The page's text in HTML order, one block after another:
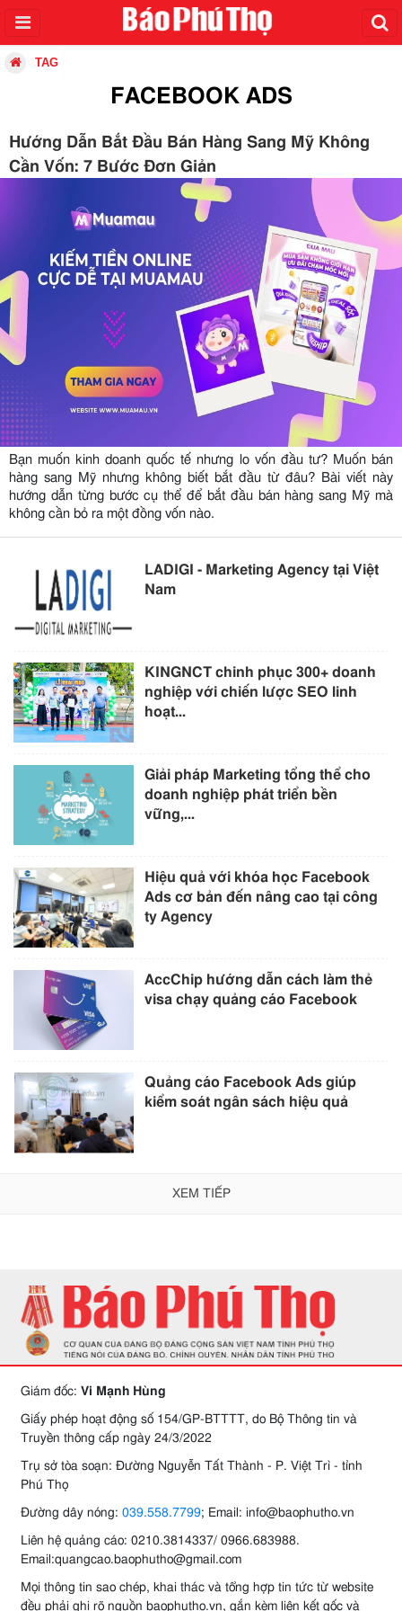
TAG
FACEBOOK ADS
Hướng Dẫn Bắt Đầu Bán Hàng Sang Mỹ Không
Cần Vốn: 7 Bước Đơn Giản
Bạn muốn kinh doanh quốc tế nhưng lo vốn đầu tư? Muốn bán
hàng sang Mỹ nhưng không biết bắt đầu từ đâu? Bài viết này
hướng dẫn từng bước cụ thể để bắt đầu bán hàng sang Mỹ mà
không cần bỏ ra một đồng vốn nào.
LADIGI - Marketing Agency tại Việt
Nam
KINGNCT chinh phục 300+ doanh
nghiệp với chiến lược SEO linh
hoạt...
Giải pháp Marketing tổng thể cho
doanh nghiệp phát triển bền
vững,...
Hiệu quả với khóa học Facebook
Ads cơ bản đến nâng cao tại công
ty Agency
AccChip hướng dẫn cách làm thẻ
visa chạy quảng cáo Facebook
Quảng cáo Facebook Ads giúp
kiểm soát ngân sách hiệu quả
XEM TIẾP
Giám đốc: Vi Mạnh Hùng
Giấy phép hoạt động số 154/GP-BTTTT, do Bộ Thông tin và
Truyền thông cấp ngày 24/3/2022
Trụ sở tòa soạn: Đường Nguyễn Tất Thành - P. Việt Trì - tỉnh
Phú Thọ
Đường dây nóng: 039.558.7799; Email: info@baophutho.vn
Liên hệ quảng cáo: 0210.3814337/ 0966.683988.
Email:quangcao.baophutho@gmail.com
Mọi thông tin sao chép, khai thác và tổng hợp tin tức từ website
đều phải ghi rõ nguồn baophutho.vn, gắn kèm liên kết gốc và